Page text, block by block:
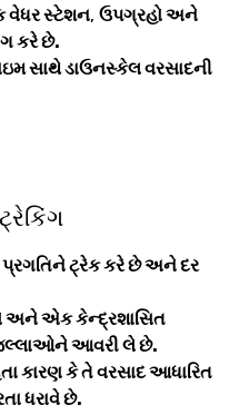
વેધર સ્ટેશન, ઉપગ્રહો અને
કરે છે.
સાથે ડાઉનસ્કેલ વરસાદની
પ્રગતિને ટ્રેક કરે છે અને દર
અને એક કેન્દ્રશાસિત
આવરી લે છે.
કારણ કે તે વરસાદ આધારિત
ધરાવે છે.